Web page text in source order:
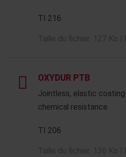
TI 216
OXYDUR PTB
Jointless, elastic
chemical resistance
TI 206